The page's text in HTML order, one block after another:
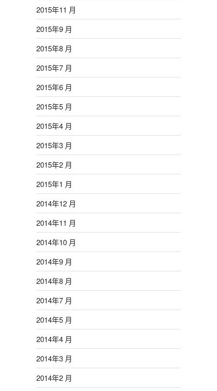
2015年11 月
2015年9 月
2015年8 月
2015年7 月
2015年6 月
2015年5 月
2015年4 月
2015年3 月
2015年2 月
2015年1 月
2014年12 月
2014年11 月
2014年10 月
2014年9 月
2014年8 月
2014年7 月
2014年5 月
2014年4 月
2014年3 月
2014年2 月